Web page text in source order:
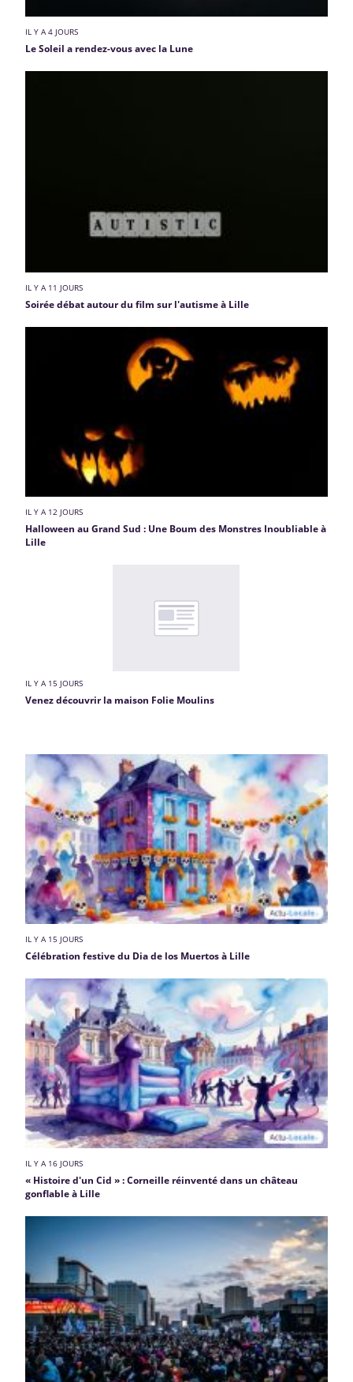
IL Y A 4 JOURS
Le Soleil a rendez-vous avec la Lune
IL Y A 11 JOURS
Soirée débat autour du film sur l'autisme à Lille
IL Y A 12 JOURS
Halloween au Grand Sud : Une Boum des Monstres Inoubliable à
Lille
IL Y A 15 JOURS
Venez découvrir la maison Folie Moulins
IL Y A 15 JOURS
Célébration festive du Dia de los Muertos à Lille
IL Y A 16 JOURS
« Histoire d'un Cid » : Corneille réinventé dans un château
gonflable à Lille